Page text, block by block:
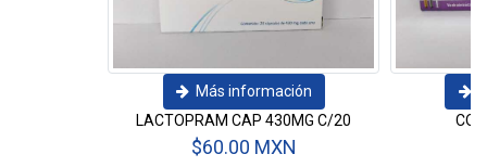
CAP 430MG C/20
COMBEDI DX INY C/3